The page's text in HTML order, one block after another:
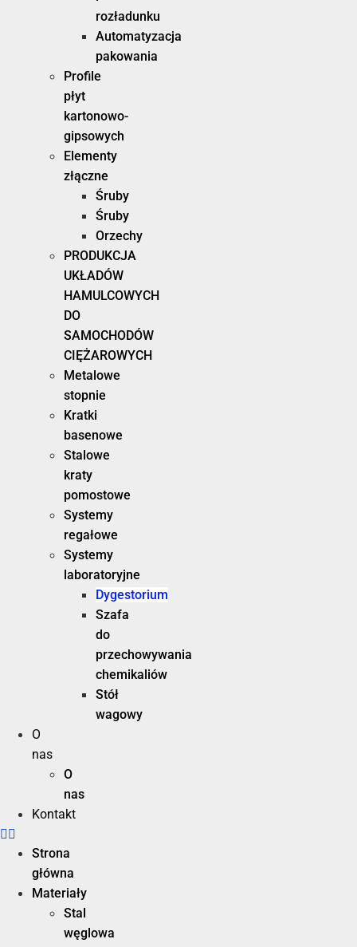
rozładunku
Automatyzacja
pakowania
Profile
płyt
kartonowo-
gipsowych
Elementy
złączne
Śruby
Śruby
Orzechy
PRODUKCJA
UKŁADÓW
HAMULCOWYCH
DO
SAMOCHODÓW
CIĘŻAROWYCH
Metalowe
stopnie
Kratki
basenowe
Stalowe
kraty
pomostowe
Systemy
regałowe
Systemy
laboratoryjne
Dygestorium
Szafa
do
przechowywania
chemikaliów
Stół
wagowy
O
nas
O
nas
Kontakt
Strona
główna
Materiały
Stal
węglowa